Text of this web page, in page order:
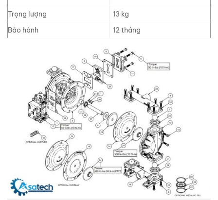
Trọng lượng
13 kg
Bảo hành
12 tháng